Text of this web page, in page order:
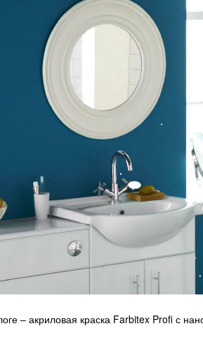
– акриловая краска Farbitex Profi с